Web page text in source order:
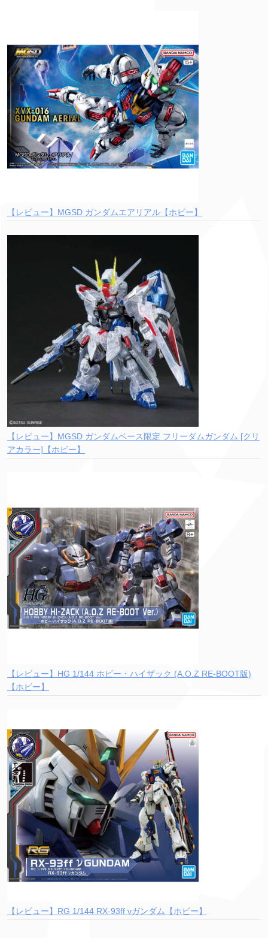
【レビュー】MGSD ガンダムエアリアル【ホビー】
【レビュー】MGSD ガンダムベース限定 フリーダムガンダム [クリ
アカラー]【ホビー】
【レビュー】HG 1/144 ホビー・ハイザック (A.O.Z RE-BOOT版)
【ホビー】
【レビュー】RG 1/144 RX-93ff νガンダム【ホビー】